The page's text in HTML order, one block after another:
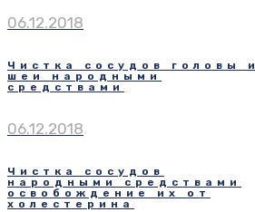
06.12.2018
Чистка сосудов головы и
шеи народными
средствами
06.12.2018
Чистка сосудов
народными средствами
освобождение их от
холестерина